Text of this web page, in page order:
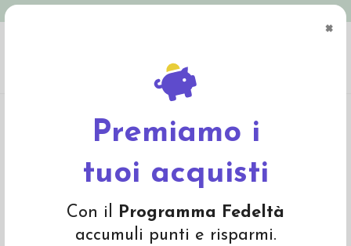
×
Premiamo i
tuoi acquisti
Con il Programma Fedeltà
accumuli punti e risparmi.